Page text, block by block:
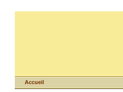
Accueil